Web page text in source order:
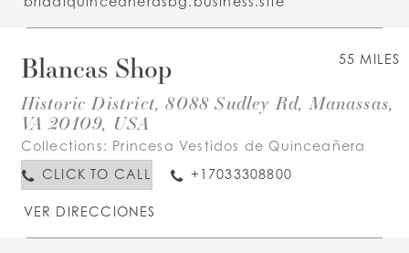
55 MILES
Blancas Shop
Historic District, 8088 Sudley Rd, Manassas,
VA 20109, USA
Collections: Princesa Vestidos de Quinceañera
CLICK TO CALL
+17033308800
VER DIRECCIONES